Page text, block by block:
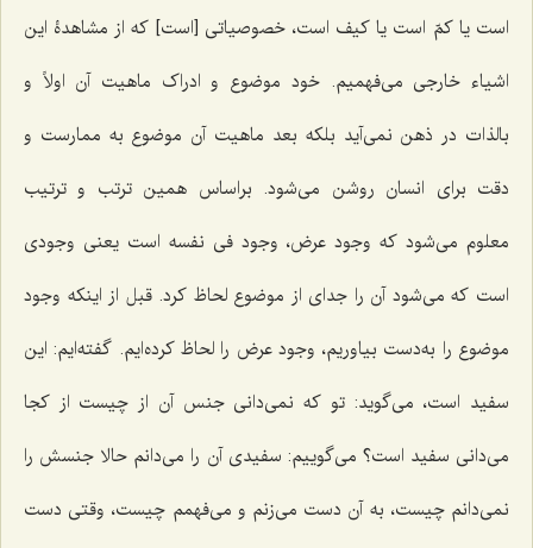
است یا کمّ است یا کیف است، خصوصیاتی [است] که از مشاهدۀ این
اشیاء خارجی می‌فهمیم. خود موضوع و ادراک ماهیت آن اولاً و
بالذات در ذهن نمی‌آید بلکه بعد ماهیت آن موضوع به ممارست و
دقت برای انسان روشن می‌شود. براساس همین ترتب و ترتیب
معلوم می‌شود که وجود عرض، وجود فی نفسه است یعنی وجودی
است که می‌شود آن را جدای از موضوع لحاظ کرد. قبل از اینکه وجود
موضوع را به‌دست بیاوریم، وجود عرض را لحاظ کرده‌ایم. گفته‌ایم: این
سفید است، می‌گوید: تو که نمی‌دانی جنس آن از چیست از کجا
می‌دانی سفید است؟ می‌گوییم: سفیدی آن را می‌دانم حالا جنسش را
نمی‌دانم چیست، به آن دست می‌زنم و می‌فهمم چیست، وقتی دست